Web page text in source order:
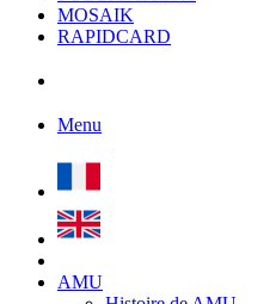
MOSAIK
RAPIDCARD
Menu
AMU